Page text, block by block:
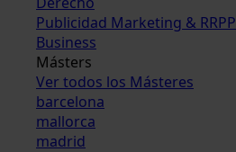
Publicidad Marketing & RRPP
Business
Másters
Ver todos los Másteres
barcelona
mallorca
madrid